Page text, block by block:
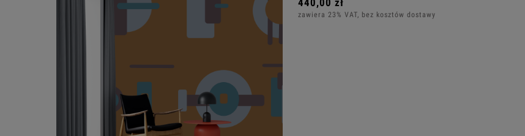
zawiera 23% VAT, bez kosztów dostawy